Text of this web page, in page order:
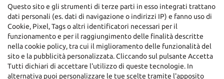
Via Alessandro Volta ,22, Rosate (MI)
C.F/P.IVA:06255130962
Registro delle imprese:MI
Questo sito e gli strumenti di terze parti in esso integrati trattano
dati personali (es. dati di navigazione o indirizzi IP) e fanno uso di
Cookie, Pixel, Tags o altri identificatori necessari per il
funzionamento e per il raggiungimento delle finalità descritte
nella cookie policy, tra cui il miglioramento delle funzionalità del
sito e la pubblicità personalizzata. Cliccando sul pulsante Accetta
Tutti dichiari di accettare l'utilizzo di queste tecnologie. In
alternativa puoi personalizzare le tue scelte tramite l'apposito